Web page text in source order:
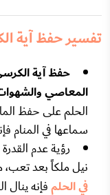
تفسير حفظ آية
حفظ آية
المعاصي
الحلم على حفظ
سماعها في المنام
رؤية عدم
نيل ملكاً بعد
في الحلمفإنه ينال